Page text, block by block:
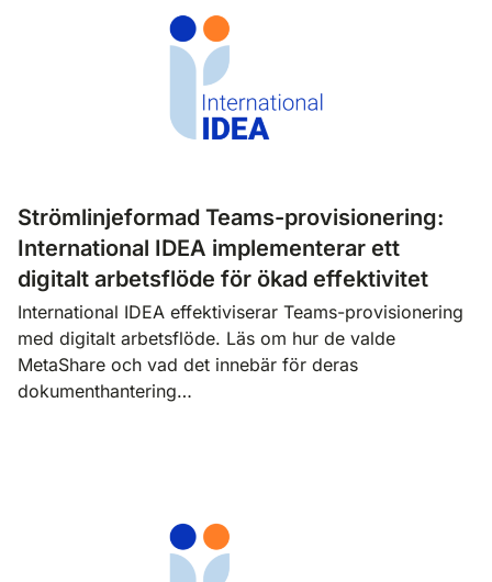
Strömlinjeformad Teams-provisionering:
International IDEA implementerar ett
digitalt arbetsflöde för ökad effektivitet
International IDEA effektiviserar Teams-provisionering
med digitalt arbetsflöde. Läs om hur de valde
MetaShare och vad det innebär för deras
dokumenthantering…